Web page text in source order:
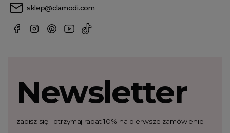
sklep@clamodi.com
Newsletter
zapisz się i otrzymaj rabat 10% na pierwsze zamówienie